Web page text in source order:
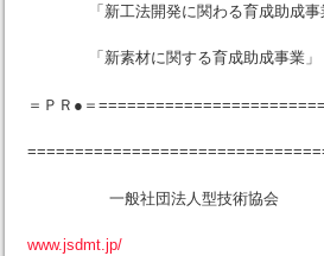
「新工法開発に関わる育成助成事
「新素材に関する育成助成事業」
＝ＰＲ●＝
一般社団法人型技術協会
www.jsdmt.jp/